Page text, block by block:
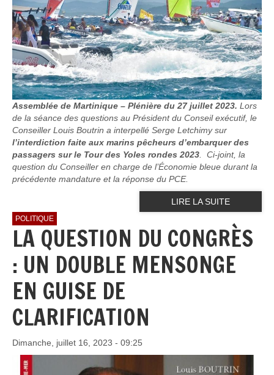
Assemblée de Martinique – Plénière du 27 juillet 2023. Lors
de la séance des questions au Président du Conseil exécutif, le
Conseiller Louis Boutrin a interpellé Serge Letchimy sur
l’interdiction faite aux marins pêcheurs d’embarquer des
passagers sur le Tour des Yoles rondes 2023. Ci-joint, la
question du Conseiller en charge de l’Économie bleue durant la
précédente mandature et la réponse du PCE.
LIRE LA SUITE
POLITIQUE
LA QUESTION DU CONGRÈS
: UN DOUBLE MENSONGE
EN GUISE DE
CLARIFICATION
Dimanche, juillet 16, 2023 - 09:25